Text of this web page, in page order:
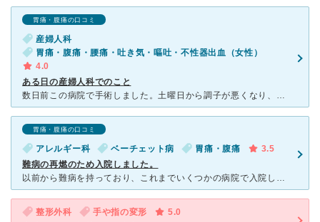
胃痛・腹痛の口コミ
産婦人科
胃痛・腹痛・腰痛・吐き気・嘔吐・不性器出血（女性）
4.0
ある日の産婦人科でのこと
数日前この病院で手術しました。土曜日から調子が悪くなり、月曜日に朝から電話で問い合わせしました。とにかく来てもらいたいと言われたので、体調が良くないのに、「外来で11時半までに受付しないと」と言われた
胃痛・腹痛の口コミ
アレルギー科 ベーチェット病 胃痛・腹痛
3.5
難病の再燃のため入院しました。
以前から難病を持っており、これまでいくつかの病院で入院したことがあります。 そのなかで奈良医大は、中の上といった印象を持っています。 主治医は、入院中もよく病室を訪れてくださりました。 が、
整形外科 手や指の変形
5.0